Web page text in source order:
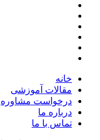
خانه
مقالات آموزشی
درخواست مشاوره
درباره ما
تماس با ما